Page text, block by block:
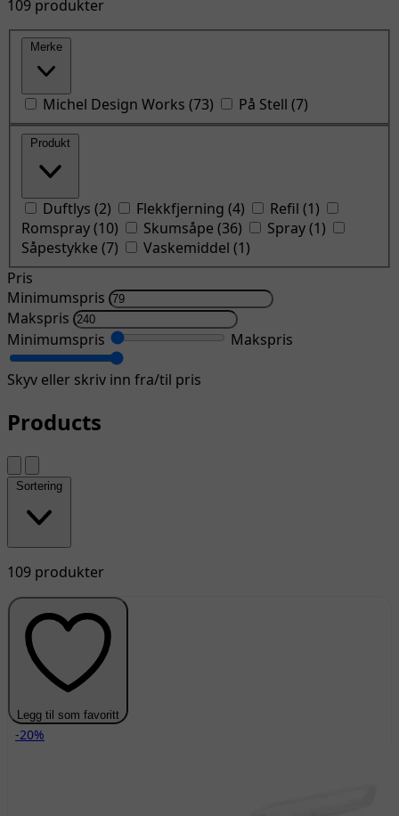
109 produkter
Merke
Michel Design Works (73) På Stell (7)
Produkt
Duftlys (2) Flekkfjerning (4) Refil (1)
Romspray(10) Skumsåpe (36) Spray(1)
Såpestykke (7) Vaskemiddel (1)
Pris
Minimumspris
Makspris
Minimumspris
Makspris
Skyv eller skriv inn fra/til pris
Products
Sortering
109 produkter
Legg til som favoritt
-20%